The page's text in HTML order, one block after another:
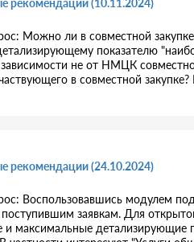
рекомендации (10.11.2024)
Можно ли в совместной
показателю
зависимости не от НМЦК
в совместной
рекомендации (24.10.2024)
Воспользовавшись модулем
заявкам. Для
максимальные детализирующие